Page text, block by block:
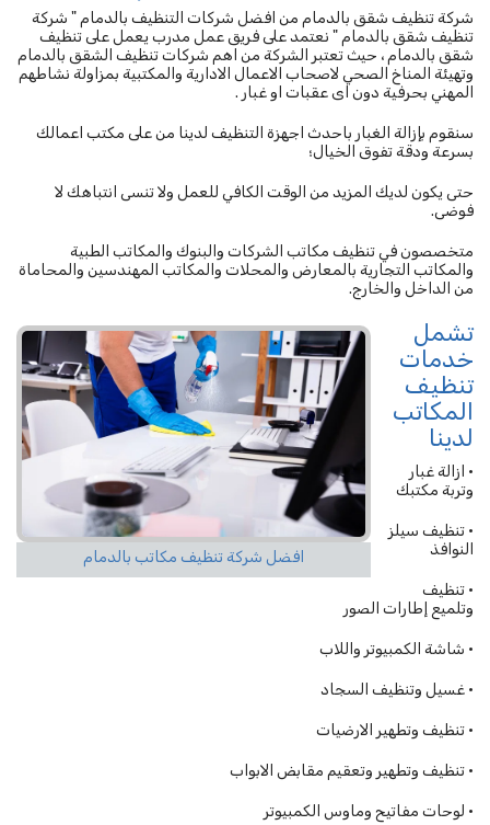
شركة تنظيف شقق بالدمام من افضل شركات التنظيف بالدمام " شركة
تنظيف شقق بالدمام " نعتمد على فريق عمل مدرب يعمل على تنظيف
شقق بالدمام ، حيث تعتبر الشركة من اهم شركات تنظيف الشقق بالدمام
وتهيئة المناخ الصحي لاصحاب الاعمال الادارية والمكتبية بمزاولة نشاطهم
المهني بحرفية دون اى عقبات او غبار .
سنقوم بإزالة الغبار باحدث اجهزة التنظيف لدينا من على مكتب اعمالك
بسرعة ودقة تفوق الخيال؛
حتى يكون لديك المزيد من الوقت الكافي للعمل ولا تنسى انتباهك لا
فوضى.
متخصصون في تنظيف مكاتب الشركات والبنوك والمكاتب الطبية
والمكاتب التجارية بالمعارض والمحلات والمكاتب المهندسين والمحاماة
من الداخل والخارج.
افضل شركة تنظيف مكاتب بالدمام
تشمل
خدمات
تنظيف
المكاتب
لدينا
• ازالة غبار
وتربة مكتبك
• تنظيف سيلز
النوافذ
• تنظيف
وتلميع إطارات الصور
• شاشة الكمبيوتر واللاب
• غسيل وتنظيف السجاد
• تنظيف وتطهير الارضيات
• تنظيف وتطهير وتعقيم مقابض الابواب
• لوحات مفاتيح وماوس الكمبيوتر